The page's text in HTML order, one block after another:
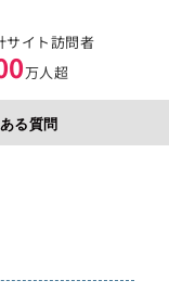
サイト訪問者
万人超
る質問